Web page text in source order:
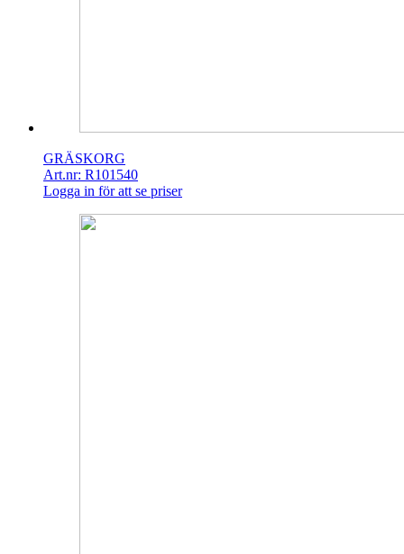
GRÄSKORG
Art.nr: R101540
Logga in för att se priser